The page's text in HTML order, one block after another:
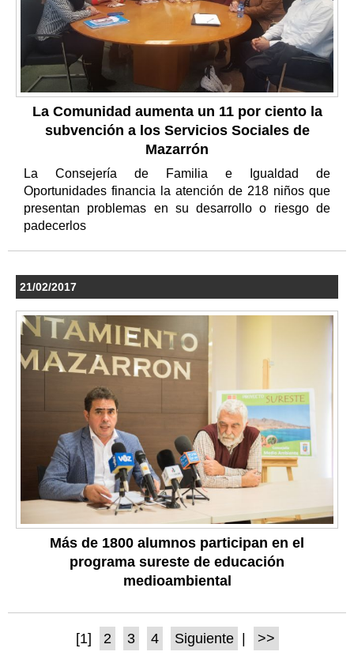
La Comunidad aumenta un 11 por ciento la
subvención a los Servicios Sociales de
Mazarrón
La Consejería de Familia e Igualdad de
Oportunidades financia la atención de 218 niños que
presentan problemas en su desarrollo o riesgo de
padecerlos
21/02/2017
Más de 1800 alumnos participan en el
programa sureste de educación
medioambiental
[1] 2 3 4 Siguiente >>